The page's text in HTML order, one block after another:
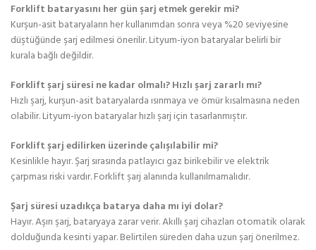
Forklift bataryasını her gün şarj etmek gerekir mi?
Kurşun-asit bataryaların her kullanımdan sonra veya %20 seviyesine
düştüğünde şarj edilmesi önerilir. Lityum-iyon bataryalar belirli bir
kurala bağlı değildir.
Forklift şarj süresi ne kadar olmalı? Hızlı şarj zararlı mı?
Hızlı şarj, kurşun-asit bataryalarda ısınmaya ve ömür kısalmasına neden
olabilir. Lityum-iyon bataryalar hızlı şarj için tasarlanmıştır.
Forklift şarj edilirken üzerinde çalışılabilir mi?
Kesinlikle hayır. Şarj sırasında patlayıcı gaz birikebilir ve elektrik
çarpması riski vardır. Forklift şarj alanında kullanılmamalıdır.
Şarj süresi uzadıkça batarya daha mı iyi dolar?
Hayır. Aşırı şarj, bataryaya zarar verir. Akıllı şarj cihazları otomatik olarak
dolduğunda kesinti yapar. Belirtilen süreden daha uzun şarj önerilmez.